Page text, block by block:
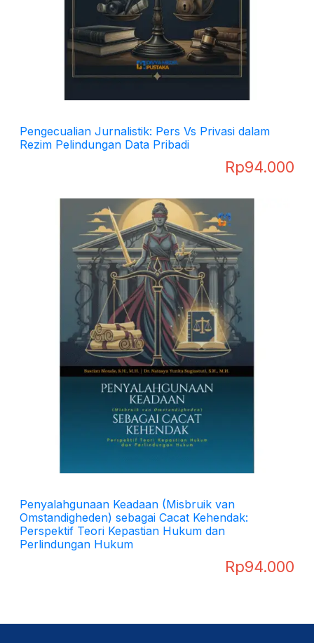
Pengecualian Jurnalistik: Pers Vs Privasi dalam
Rezim Pelindungan Data Pribadi
Rp94.000
Penyalahgunaan Keadaan (Misbruik van
Omstandigheden) sebagai Cacat Kehendak:
Perspektif Teori Kepastian Hukum dan
Perlindungan Hukum
Rp94.000